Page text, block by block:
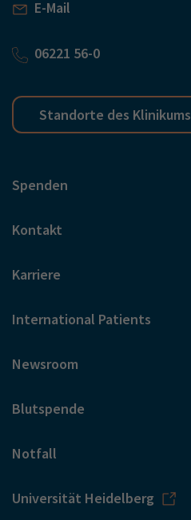
E-Mail
06221 56-0
Standorte des Klinikums
Spenden
Kontakt
Karriere
International Patients
Newsroom
Blutspende
Notfall
Universität Heidelberg